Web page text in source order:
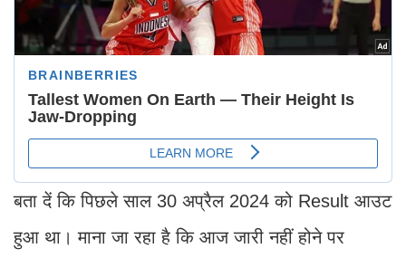
बता दें कि पिछले साल 30 अप्रैल 2024 को Result आउट
हुआ था। माना जा रहा है कि आज जारी नहीं होने पर